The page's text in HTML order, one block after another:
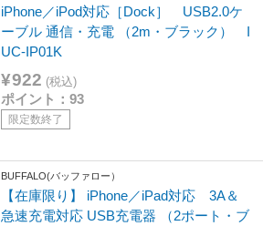
iPhone／iPod対応［Dock］ USB2.0ケ
ーブル 通信・充電 （2m・ブラック） I
UC-IP01K
¥922 (税込)
ポイント：93
限定数終了
BUFFALO(バッファロー）
【在庫限り】 iPhone／iPad対応 3A＆
急速充電対応 USB充電器 （2ポート・ブ